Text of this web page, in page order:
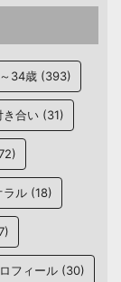
34歳 (393)
き合い (31)
ラル (18)
フィール (30)